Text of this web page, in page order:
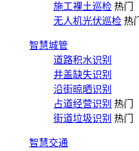
施工裸土巡检 热门
无人机光伏巡检 热门
智慧城管
道路积水识别
井盖缺失识别
沿街晾晒识别
占道经营识别 热门
街道垃圾识别 热门
智慧交通